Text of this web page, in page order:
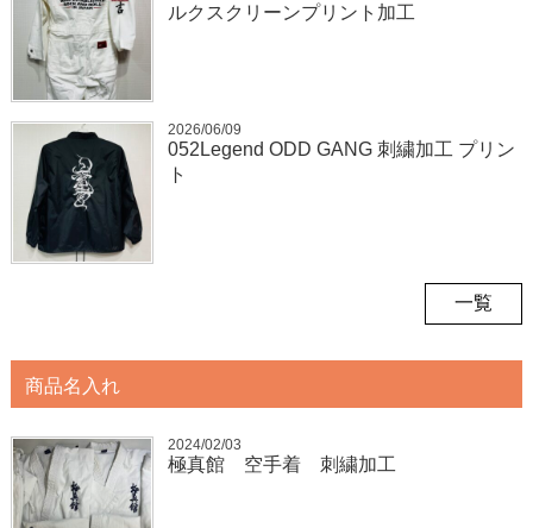
ルクスクリーンプリント加工
2026/06/09
052Legend ODD GANG 刺繍加工 プリン
ト
一覧
商品名入れ
2024/02/03
極真館 空手着 刺繍加工